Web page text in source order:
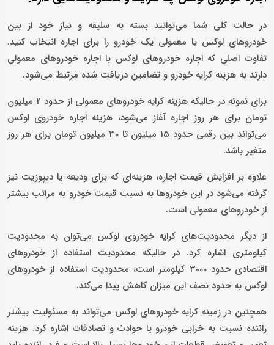
در حالت کلی شما می‌توانید بسته به سلیقه و نیاز خود از بین
خودروهای لوکس یا معمولی یک خودرو را برای اجاره انتخاب کنید.
تفاوت اصلی که اجاره خودروهای لوکس با اجاره خودروهای معمولی
دارند به هزینه کرایه خودرو و تضامین دریافت شده مرتبط می‌شود.
برای نمونه در حالیکه هزینه کرایه خودروهای معمولی از حدود 2 میلیون
تومان برای هر روز اجاره آغاز می‌شود، هزینه اجاره خودروی لوکس
می‌تواند بین رقمی حدود 15 میلیون تا 30 میلیون تومان برای هر روز
متغیر باشد.
علاوه بر افزایش قیمت اجاره، هزینه‌ای که برای ودیعه یا دیپوزیت نیز
گرفته می‌شود در این خودروها به نسبت قیمت خودرو به مراتب بیشتر
از خودروهای معمولی است.
از دیگر محدودیت‌های کرایه خودروی لوکس می‌توان به محدودیت
کیلومتری اشاره کرد. در حالیکه محدودیت استفاده از خودروهای
اقتصادی حدود 3000 کیلومتر است، محدودیت استفاده از خودروهای
لوکس به حدود نصف این میزان کاهش پیدا می‌کند.
همچنین در زمینه کرایه خودروهای لوکس می‌تواند به مسئولیت بیشتر
راننده نسبت به خرابی خودرو یا حوادث و تصادفات اشاره کرد. هزینه